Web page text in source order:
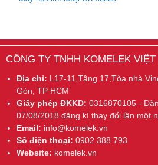
CÔNG TY TNHH KOMELEK VIỆT
Địa chỉ: L17-11,Tầng 17,Tòa nhà
Gòn, TP HCM
Giấy phép ĐKKD: 0316870105 -
07/08/2018 đăng kí thay đổi lần một
Email: info@komelek.vn
Số điện thoại: 0902 388 793
Website: komelek.vn